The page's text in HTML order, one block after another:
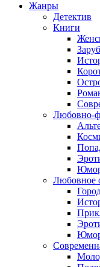
Жанры
Детектив
Книги
Любовно-
Любовное